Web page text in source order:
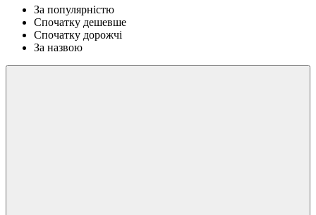
За популярністю
Спочатку дешевше
Спочатку дорожчі
За назвою